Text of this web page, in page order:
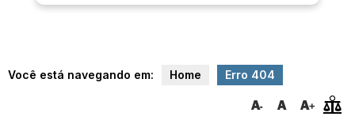
Você está navegando em: Home Erro 404